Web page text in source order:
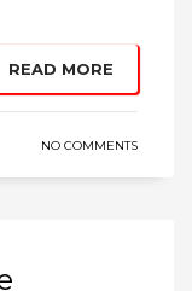
READ MORE
NO COMMENTS